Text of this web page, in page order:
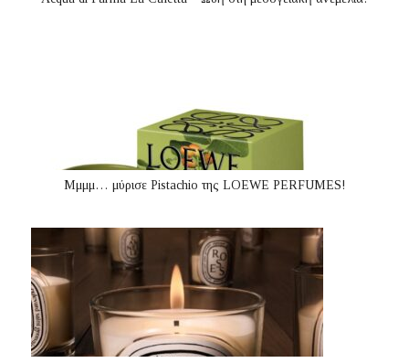
Μμμμ… μύρισε Pistachio της LOEWE PERFUMES!